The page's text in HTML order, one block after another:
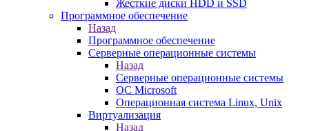
Жесткие диски HDD и SSD
Программное обеспечение
Назад
Программное обеспечение
Серверные операционные системы
Назад
Серверные операционные системы
ОС Microsoft
Операционная система Linux, Unix
Виртуализация
Назад